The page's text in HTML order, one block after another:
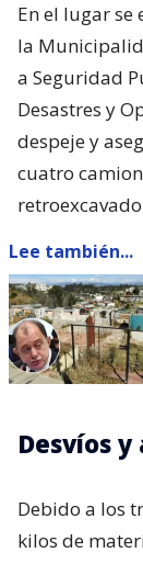
En el lugar
la
a Seguridad
Desastres y
despeje y
cuatro
Lee también...
Desvíos
Debido a los
kilos de